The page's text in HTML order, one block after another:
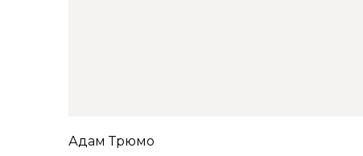
Адам Трюмо